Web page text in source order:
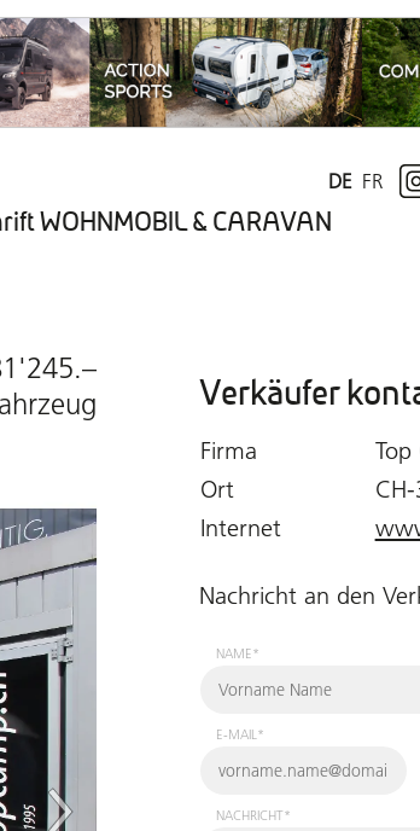
WOHNMOBIL & CARAVAN
FR
DE
Verkäufer
Firma
Top
Ort
Internet
Nachricht an den
NAME*
E-MAIL*
NACHRICHT*